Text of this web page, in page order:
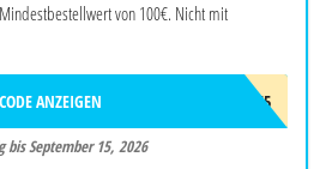
von 100€. Nicht mit
AGS265
CODE ANZEIGEN
bis September 15, 2026